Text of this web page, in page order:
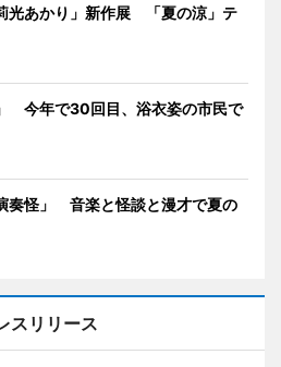
光あかり」新作展 「夏の涼」テ
今年で30回目、浴衣姿の市民で
奏怪」 音楽と怪談と漫才で夏の
スリリース